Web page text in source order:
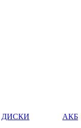
ДИСКИ
АКБ